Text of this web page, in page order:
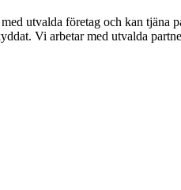
utvalda företag och kan tjäna
Vi arbetar med utvalda